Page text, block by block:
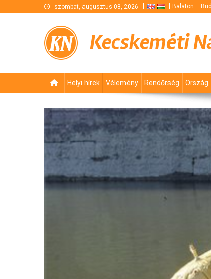
szombat, augusztus 08, 2026 Balaton
Kecskeméti
Helyi hírek Vélemény Rendőrség Ország